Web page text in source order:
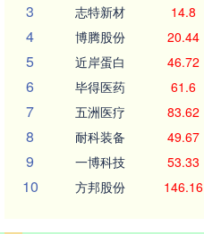
3 志特新材 14.8
4 博腾股份 20.44
5 近岸蛋白 46.72
6 毕得医药 61.6
7 五洲医疗 83.62
8 耐科装备 49.67
9 一博科技 53.33
10 方邦股份 146.16